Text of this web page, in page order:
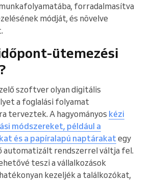
forradalmasítva
módját, és növelve
ütemezési
szoftver olyan digitális
a foglalási folyamat
terveztek. A hagyományos kézi
módszereket, például a
és a papíralapú naptárakategy
automatizált rendszerrel váltja fel.
teszi a vállalkozások
kezeljék a találkozókat,